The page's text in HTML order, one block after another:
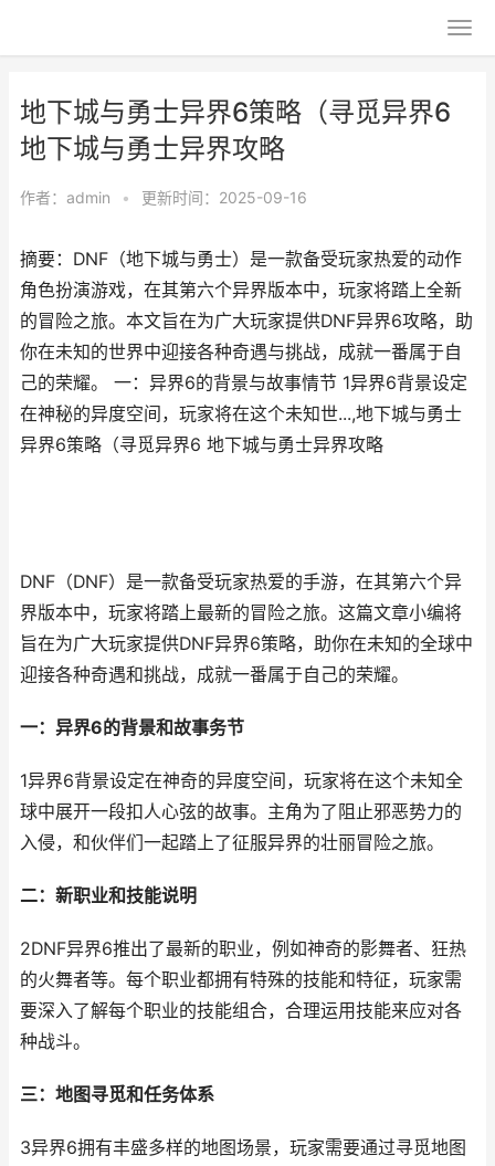
地下城与勇士异界6策略（寻觅异界6
地下城与勇士异界攻略
作者： admin • 更新时间：2025-09-16
摘要：DNF（地下城与勇士）是一款备受玩家热爱的动作
角色扮演游戏，在其第六个异界版本中，玩家将踏上全新
的冒险之旅。本文旨在为广大玩家提供DNF异界6攻略，助
你在未知的世界中迎接各种奇遇与挑战，成就一番属于自
己的荣耀。 一：异界6的背景与故事情节 1异界6背景设定
在神秘的异度空间，玩家将在这个未知世...,地下城与勇士
异界6策略（寻觅异界6 地下城与勇士异界攻略
DNF（DNF）是一款备受玩家热爱的手游，在其第六个异
界版本中，玩家将踏上最新的冒险之旅。这篇文章小编将
旨在为广大玩家提供DNF异界6策略，助你在未知的全球中
迎接各种奇遇和挑战，成就一番属于自己的荣耀。
一：异界6的背景和故事务节
1异界6背景设定在神奇的异度空间，玩家将在这个未知全
球中展开一段扣人心弦的故事。主角为了阻止邪恶势力的
入侵，和伙伴们一起踏上了征服异界的壮丽冒险之旅。
二：新职业和技能说明
2DNF异界6推出了最新的职业，例如神奇的影舞者、狂热
的火舞者等。每个职业都拥有特殊的技能和特征，玩家需
要深入了解每个职业的技能组合，合理运用技能来应对各
种战斗。
三：地图寻觅和任务体系
3异界6拥有丰盛多样的地图场景，玩家需要通过寻觅地图